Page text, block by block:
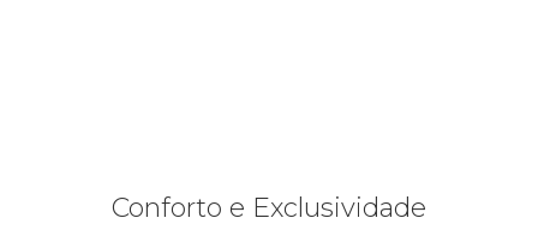
Conforto e Exclusividade